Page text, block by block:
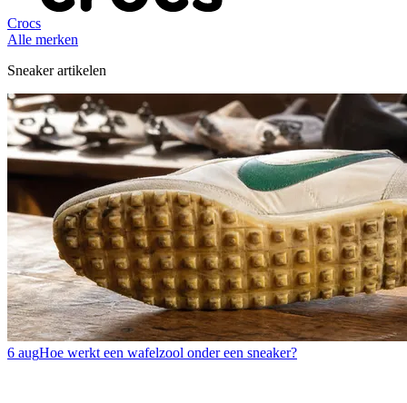
Crocs
Alle merken
Sneaker artikelen
6 augHoe werkt een wafelzool onder een sneaker?